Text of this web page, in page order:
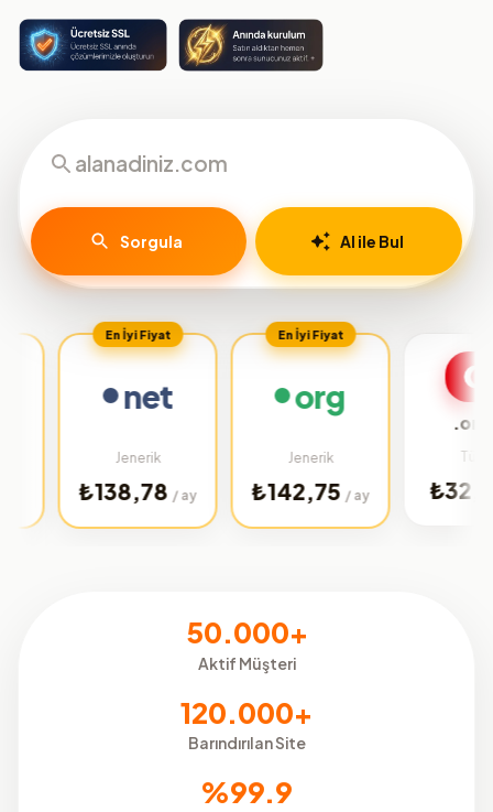
Sorgula AI ile Bul
En İyi Fiyat
net
₺138,78 / ay
En İyi Fiyat
org
₺142,75 / ay
.org.tr
₺32,02 / ay
50.000+
Aktif Müşteri
120.000+
Barındırılan Site
%99.9